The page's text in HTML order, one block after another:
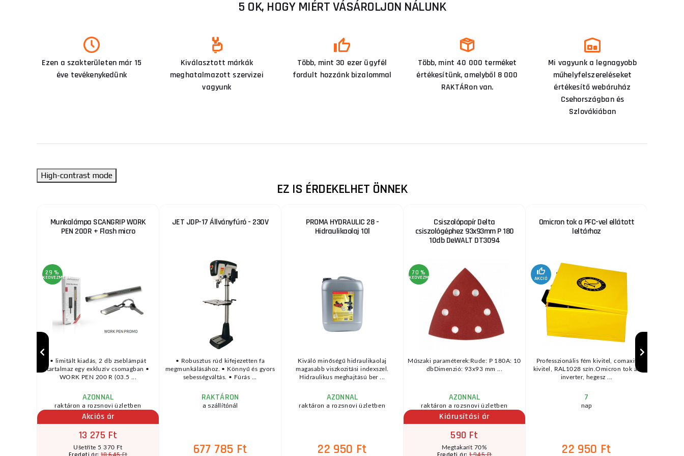
5 OK, HOGY MIÉRT VÁSÁROLJON NÁLUNK
Ezen a szakterületen már 15
éve tevékenykedünk
Kiválasztott márkák
meghatalmazott szervizei
vagyunk
Több, mint 30 ezer ügyfél
fordult hozzánk bizalommal
Több, mint 40 000 terméket
értékesítünk, amelyből 8 000
RAKTÁRon van.
Mi vagyunk a legnagyobb
műhelyfelszereléseket
értékesítő webáruház
Csehországban és
Szlovákiában
High-contrast mode
EZ IS ÉRDEKELHET ÖNNEK
Munkalámpa SCANGRIP WORK
PEN 200R + Flash micro
29 %
KEDVEZMÉNY
• limitált kiadás, 2 db zseblámpát
tartalmaz egy exkluzív csomagban •
WORK PEN 200 R (03.5 ...
AZONNAL
raktáron a rozsnovi üzletben
Akciós ár
13 275 Ft
Ušetříte 5 370 Ft
JET JDP-17 Állványfúró - 230V
• Robusztus rúd kifejezetten fa
megmunkálásához. • Könnyű és gyors
sebességváltás. • Fúrás ...
RAKTÁRON
a szállítónál
677 785 Ft
PROMA HYDRAULIC 28 -
Hidraulikaolaj 10l
Kiváló minőségű hidraulikaolaj
magasabb viszkozitási indexszel.
Hidraulikus meghajtású ber ...
AZONNAL
raktáron a rozsnovi üzletben
22 950 Ft
Csiszolópapír Delta
csiszológéphez 93x93mm P 180
10db DeWALT DT3094
70 %
KEDVEZMÉNY
Műszaki paraméterek:Rude: P 180A: 10
dbDimenzió: 93x93 mm ...
AZONNAL
raktáron a rozsnovi üzletben
Kiárusítási ár
590 Ft
Megtakarít 70%
Omicron tok a PFC-vel ellátott
leltárhoz
AKCIÓ
Professzionális fém kivitel, comaxit
kivitel, RAL1028 szín.Omicron tok az
inverter, hegesz ...
7
nap
22 950 Ft